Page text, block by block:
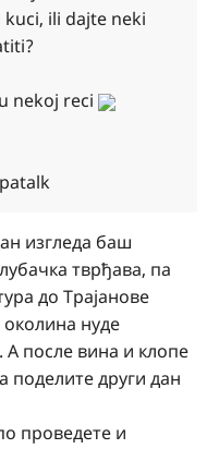
ili dajte neki
nekoj reci
изгледа баш
тврђава, па
до Трајанове
нуде
А после вина и клопе
други дан
проведете и